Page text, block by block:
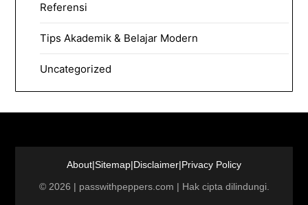
Referensi
Tips Akademik & Belajar Modern
Uncategorized
About|Sitemap|Disclaimer|Privacy Policy
© 2026 | passwithpeppers.com | Hak cipta dilindungi.